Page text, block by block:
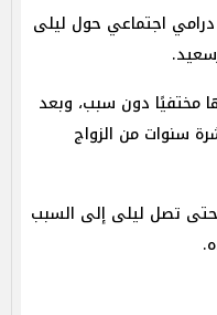
درامي اجتماعي حول ليلى
مختفيًا دون سبب، وبعد
سنوات من الزواج
حتى تصل ليلى إلى السبب